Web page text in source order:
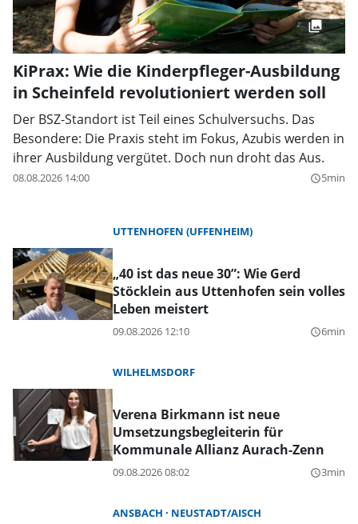
KiPrax: Wie die Kinderpfleger-Ausbildung
in Scheinfeld revolutioniert werden soll
Der BSZ-Standort ist Teil eines Schulversuchs. Das
Besondere: Die Praxis steht im Fokus, Azubis werden in
ihrer Ausbildung vergütet. Doch nun droht das Aus.
08.08.2026 14:00 query_builder5min
UTTENHOFEN (UFFENHEIM)
„40 ist das neue 30”: Wie Gerd
Stöcklein aus Uttenhofen sein volles
Leben meistert
09.08.2026 12:10 query_builder6min
WILHELMSDORF
Verena Birkmann ist neue
Umsetzungsbegleiterin für
Kommunale Allianz Aurach-Zenn
09.08.2026 08:02 query_builder3min
ANSBACH NEUSTADT/AISCH